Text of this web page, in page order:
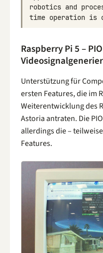
robotics and
time operation is
Raspberry Pi 5 –
Unterstützung für
ersten Features, die im
Weiterentwicklung des
Astoria antraten. Die
allerdings die –
Features.